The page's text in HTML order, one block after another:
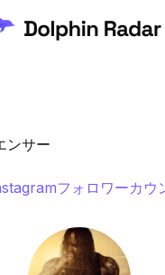
ンサー
フォロワーカウ